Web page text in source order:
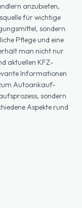
anzubieten,
für wichtige
sondern
Pflege und eine
man nicht nur
aktuellen KFZ-
Informationen
Autoankauf-
sondern
Aspekte rund